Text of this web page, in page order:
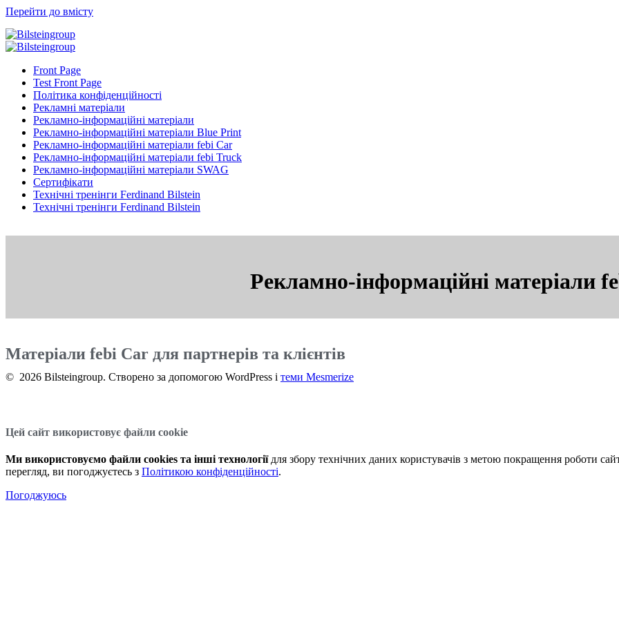
Перейти до вмісту
Front Page
Test Front Page
Політика конфіденційності
Рекламні матеріали
Рекламно-інформаційні матеріали
Рекламно-інформаційні матеріали Blue Print
Рекламно-інформаційні матеріали febi Car
Рекламно-інформаційні матеріали febi Truck
Рекламно-інформаційні матеріали SWAG
Сертифікати
Технічні тренінги Ferdinand Bilstein
Технічні тренінги Ferdinand Bilstein
Рекламно-інформаційні матеріали
Матеріали febi Car для партнерів та клієнтів
© 2026 Bilsteingroup. Створено за допомогою WordPress і теми Mesmerize
Цей сайт використовує файли cookie
Ми використовуємо файли cookies та інші технологіїдля збору технічних даних користувачів з метою покращення роботи
перегляд, ви погоджуєтесь з Політикою конфіденційності.
Погоджуюсь